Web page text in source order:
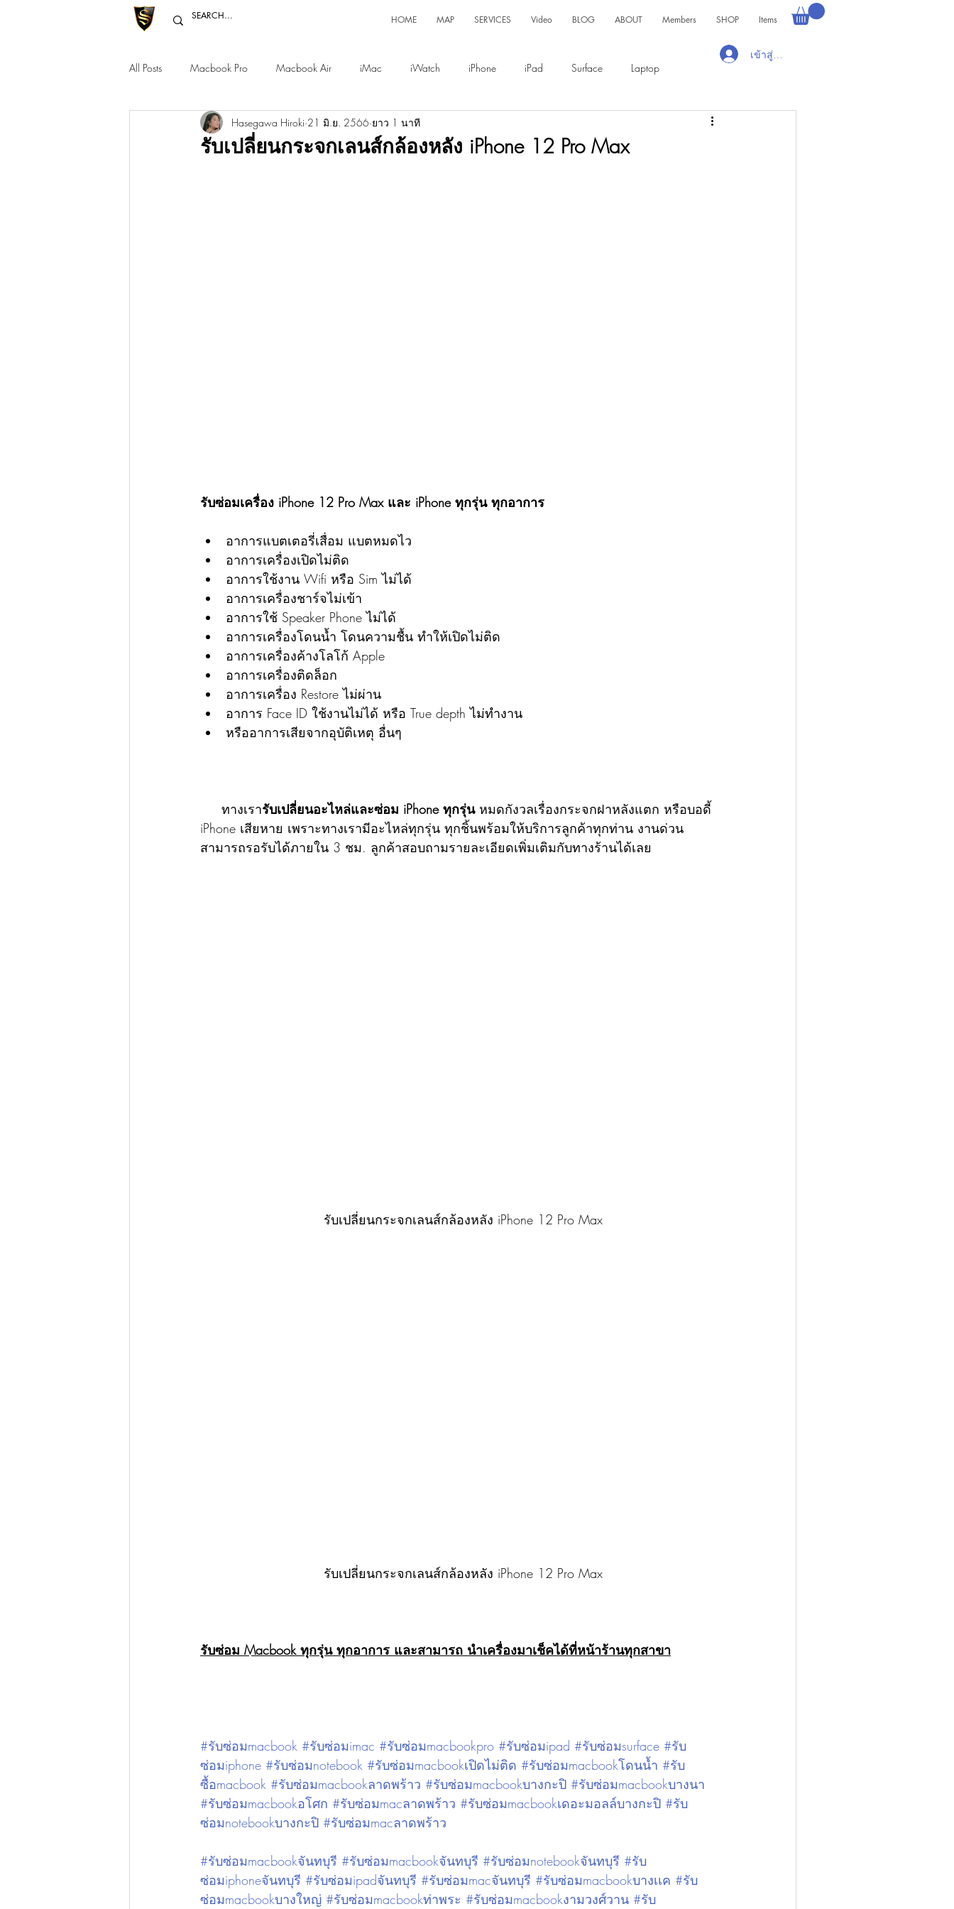
HOME MAP SERVICES Video BLOG ABOUT Members SHOP Items
เข้าสู่ระบบ
All Posts
Macbook Pro Macbook Air iMac iWatch iPhone iPad Surface Laptop
Macbook Pro 12" 14" 16" Mac Display Magsafe
รับเปลี่ยนกระจกเลนส์กล้องหลัง iPhone 12 Pro Max
Hasegawa Hiroki 21 มิ.ย. 2566 ยาว 1 นาที
รับซ่อมเครื่อง iPhone 12 Pro Max และ iPhone ทุกรุ่น ทุกอาการ
อาการแบตเตอรี่เสื่อม แบตหมดไว
อาการเครื่องเปิดไม่ติด
อาการใช้งาน Wifi หรือ Sim ไม่ได้
อาการเครื่องชาร์จไม่เข้า
อาการใช้ Speaker Phone ไม่ได้
อาการเครื่องโดนน้ำ โดนความชื้น ทำให้เปิดไม่ติด
อาการเครื่องค้างโลโก้ Apple
อาการเครื่องติดล็อก
อาการเครื่อง Restore ไม่ผ่าน
อาการ Face ID ใช้งานไม่ได้ หรือ True depth ไม่ทำงาน
หรืออาการเสียจากอุบัติเหตุ อื่นๆ
     ทางเรา
รับเปลี่ยนอะไหล่และซ่อม iPhone ทุกรุ่น หมดกังวลเรื่องกระจกฝาหลังแตก หรือบอดี้
iPhone เสียหาย เพราะทางเรามีอะไหล่ทุกรุ่น ทุกชิ้นพร้อมให้บริการลูกค้าทุกท่าน งานด่วน
สามารถรอรับได้ภายใน 3 ชม. ลูกค้าสอบถามรายละเอียดเพิ่มเติมกับทางร้านได้เลย
รับเปลี่ยนกระจกเลนส์กล้องหลัง iPhone 12 Pro Max
รับเปลี่ยนกระจกเลนส์กล้องหลัง iPhone 12 Pro Max
รับซ่อม Macbook ทุกรุ่น ทุกอาการ และสามารถ นำเครื่องมาเช็คได้ที่หน้าร้านทุกสาขา
#รับซ่อมmacbook #รับซ่อมimac #รับซ่อมmacbookpro #รับซ่อมipad #รับซ่อมsurface #รับ
ซ่อมiphone #รับซ่อมnotebook #รับซ่อมmacbookเปิดไม่ติด #รับซ่อมmacbookโดนน้ำ #รับ
ซื้อmacbook #รับซ่อมmacbookลาดพร้าว #รับซ่อมmacbookบางกะปิ #รับซ่อมmacbookบางนา
#รับซ่อมmacbookอโศก #รับซ่อมmacลาดพร้าว #รับซ่อมmacbookเดอะมอลล์บางกะปิ #รับ
ซ่อมnotebookบางกะปิ #รับซ่อมmacลาดพร้าว
#รับซ่อมmacbookจันทบุรี #รับซ่อมmacbookจันทบุรี #รับซ่อมnotebookจันทบุรี #รับ
ซ่อมiphoneจันทบุรี #รับซ่อมipadจันทบุรี #รับซ่อมmacจันทบุรี #รับซ่อมmacbookบางเเค #รับ
ซ่อมmacbookบางใหญ่ #รับซ่อมmacbookท่าพระ #รับซ่อมmacbookงามวงศ์วาน #รับ